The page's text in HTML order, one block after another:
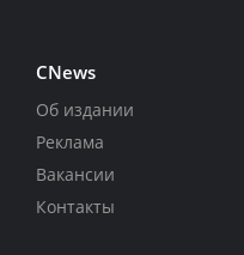
CNews
Об издании
Реклама
Вакансии
Контакты